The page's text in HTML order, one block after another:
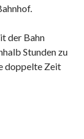
der Bahn
Stunden zu
doppelte Zeit